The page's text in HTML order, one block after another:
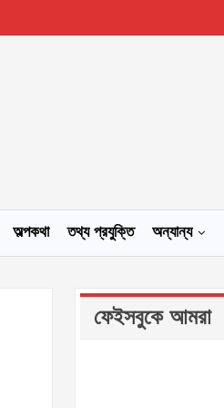
অল্পকথা তথ্য প্রযুক্তি অন্যান্য
ফেইসবুকে আমরা